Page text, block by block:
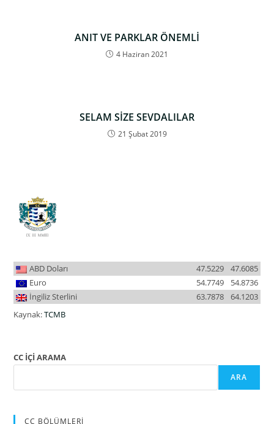
ANIT VE PARKLAR ÖNEMLİ
4 Haziran 2021
SELAM SİZE SEVDALILAR
21 Şubat 2019
ABD Doları 47.6085
47.5229
Euro
54.8736
54.7749
İngiliz Sterlini
64.1203
63.7878
Kaynak:TCMB
CC İÇİ ARAMA
ARA
CC BÖLÜMLERİ